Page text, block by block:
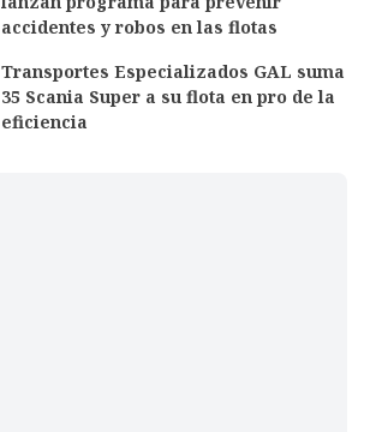
accidentes y robos en las flotas
Transportes Especializados GAL suma
35 Scania Super a su flota en pro de la
eficiencia